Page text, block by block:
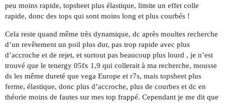
peu moins rapide, topsheet plus élastique, limite un effet colle
rapide, donc des tops qui sont moins long et plus courbés !
Cela reste quand même très dynamique, dc après moultes recherche
d’un revêtement un poil plus dur, pas trop rapide avec plus
d’accroche et de rejet, et surtout pas beaucoup plus lourd , je n’est
trouvé que le tenergy 05fx 1,9 qui collerait à ma recherche, mousse
ds les même dureté que vega Europe et r7s, mais topsheet plus
ferme, élastique, donc plus d’accroche, plus de courbes et dc en
théorie moins de fautes sur mes top frappé. Cependant je me dit que